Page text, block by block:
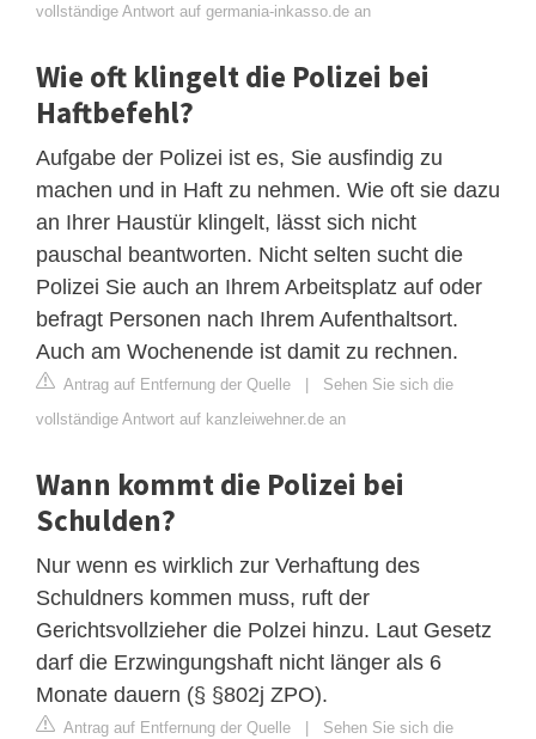
vollständige Antwort auf germania-inkasso.de an
Wie oft klingelt die Polizei bei
Haftbefehl?
Aufgabe der Polizei ist es, Sie ausfindig zu
machen und in Haft zu nehmen. Wie oft sie dazu
an Ihrer Haustür klingelt, lässt sich nicht
pauschal beantworten. Nicht selten sucht die
Polizei Sie auch an Ihrem Arbeitsplatz auf oder
befragt Personen nach Ihrem Aufenthaltsort.
Auch am Wochenende ist damit zu rechnen.
Antrag auf Entfernung der Quelle | Sehen Sie sich die
vollständige Antwort auf kanzleiwehner.de an
Wann kommt die Polizei bei
Schulden?
Nur wenn es wirklich zur Verhaftung des
Schuldners kommen muss, ruft der
Gerichtsvollzieher die Polzei hinzu. Laut Gesetz
darf die Erzwingungshaft nicht länger als 6
Monate dauern (§ §802j ZPO).
Antrag auf Entfernung der Quelle | Sehen Sie sich die